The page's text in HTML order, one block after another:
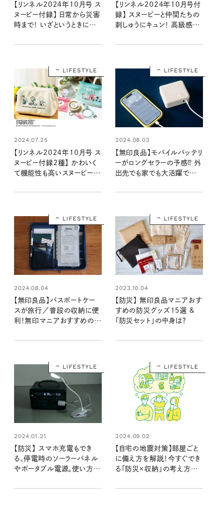
【リンネル2024年10月号 ス
ヌーピー付録】 日常から災害
時まで！ いざというときに便
売リンネル2024年10月号
【リンネル2024年10月号付
録】 スヌーピーと仲間たちの
刺しゅうにキュン！ 高級感溢
発売リンネル2024年10月
LIFESTYLE
2024.07.25
【リンネル2024年10月号 ス
ヌーピー付録2種】 かわいく
て機能性も高いスヌーピーデ
持ち歩きたい2アイテムの魅
発売リンネル2024年10月
号・10月号増刊）
LIFESTYLE
2024.08.03
【無印良品】モバイルバッテリ
ーがロングセラーの予感⁉ 外
出先でも家でも大活躍で
LIFESTYLE
2024.08.04
【無印良品】パスポートケー
スが旅行／普段の収納に便
利！無印マニアおすすめの使
LIFESTYLE
2023.10.04
【防災】 無印良品マニアおす
すめの防災グッズ15選 &
「防災セット」の中身は？
LIFESTYLE
2024.01.21
【防災】 スマホ充電もでき
る、停電時のソーラーパネル
やポータブル電源。使い方を
よう！
LIFESTYLE
2024.09.02
【自宅の地震対策】部屋ごと
に備え方を解説！今すぐでき
る「防災×収納」の考え方を
やすい家に